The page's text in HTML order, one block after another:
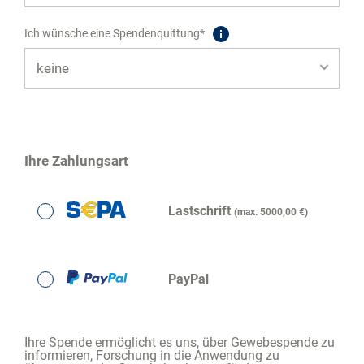
Fotoausstellung zur Gewebespende
Ich wünsche eine Spendenquittung*
Ihre Zahlungsart
Lastschrift (max. 5000,00 €)
PayPal
Ihre Spende ermöglicht es uns, über Gewebespende zu
informieren, Forschung in die Anwendung zu